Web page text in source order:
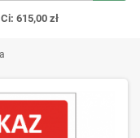
615,00 zł